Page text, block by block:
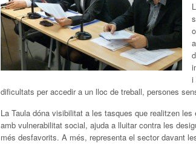
i
dificultats per accedir a un lloc de treball, persones
La Taula dóna visibilitat a les tasques que realitzen
amb vulnerabilitat social, ajuda a lluitar contra les
més desfavorits. A més, representa el sector davant